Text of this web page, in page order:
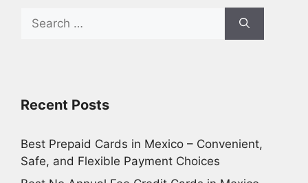
for:
Recent Posts
Best Prepaid Cards in Mexico – Convenient,
Safe, and Flexible Payment Choices